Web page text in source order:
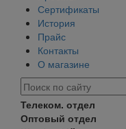
Сертификаты
История
Прайс
Контакты
О магазине
Телеком. отдел
Оптовый отдел